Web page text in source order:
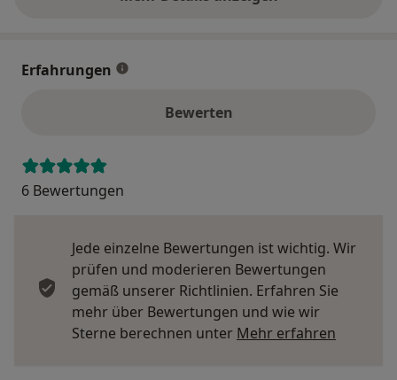
über die Adresse
Erfahrungen
Bewerten
6 Bewertungen
Jede einzelne Bewertungen ist wichtig. Wir
prüfen und moderieren Bewertungen
gemäß unserer Richtlinien. Erfahren Sie
mehr über Bewertungen und wie wir
Sterne berechnen unter Mehr erfahren